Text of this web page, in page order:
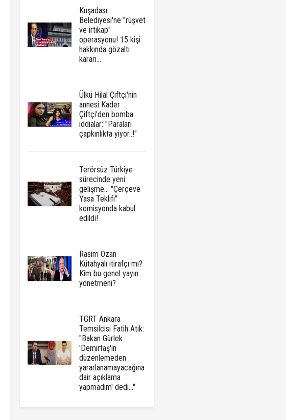
Kuşadası
Belediyesi'ne "rüşvet
ve irtikap"
operasyonu! 15 kişi
hakkında gözaltı
kararı...
Ülkü Hilal Çiftçi'nin
annesi Kader
Çiftçi'den bomba
iddialar: "Paraları
çapkınlıkta yiyor..!"
Terörsüz Türkiye
sürecinde yeni
gelişme... "Çerçeve
Yasa Teklifi"
komisyonda kabul
edildi!
Rasim Ozan
Kütahyalı itirafçı mı?
Kim bu genel yayın
yönetmeni?
TGRT Ankara
Temsilcisi Fatih Atik:
"Bakan Gürlek
'Demirtaş'ın
düzenlemeden
yararlanamayacağına
dair açıklama
yapmadım' dedi..."